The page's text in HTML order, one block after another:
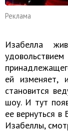
Реклама
Изабелла
ей изменяет,
становится
шоу. И тут
ее вернуться в
Изабеллы,